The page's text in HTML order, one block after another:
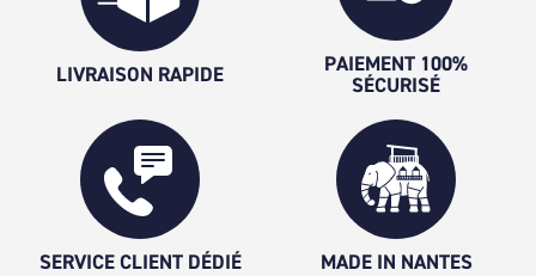
LIVRAISON RAPIDE
PAIEMENT 100%
SÉCURISÉ
SERVICE CLIENT DÉDIÉ MADE IN NANTES